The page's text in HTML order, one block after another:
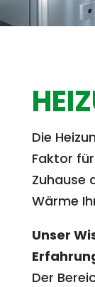
Die
Faktor
Zuhause
Wärme
Unser
Der